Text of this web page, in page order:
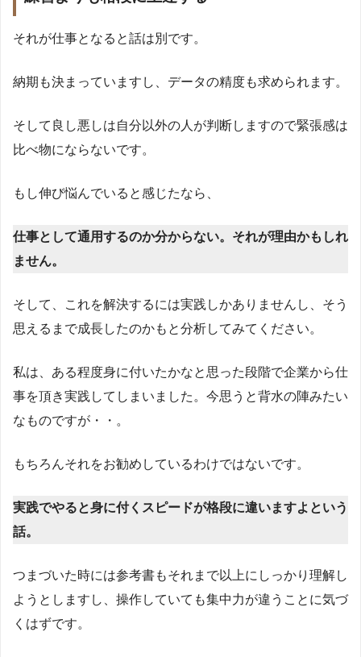
それが仕事となると話は別です。
納期も決まっていますし、データの精度も求められます。
そして良し悪しは自分以外の人が判断しますので緊張感は
比べ物にならないです。
もし伸び悩んでいると感じたなら、
仕事として通用するのか分からない。それが理由かもしれ
ません。
そして、これを解決するには実践しかありませんし、そう
思えるまで成長したのかもと分析してみてください。
私は、ある程度身に付いたかなと思った段階で企業から仕
事を頂き実践してしまいました。今思うと背水の陣みたい
なものですが・・。
もちろんそれをお勧めしているわけではないです。
実践でやると身に付くスピードが格段に違いますよという
話。
つまづいた時には参考書もそれまで以上にしっかり理解し
ようとしますし、操作していても集中力が違うことに気づ
くはずです。